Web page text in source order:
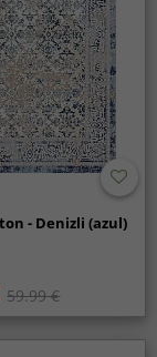
- Denizli (azul)
59.99 €